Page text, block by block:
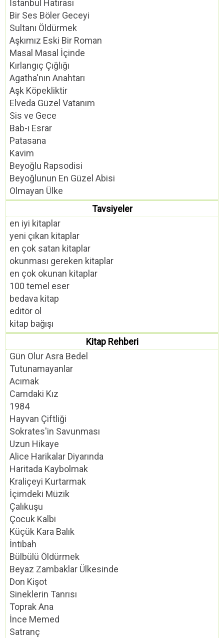
İstanbul Hatırası
Bir Ses Böler Geceyi
Sultanı Öldürmek
Aşkımız Eski Bir Roman
Masal Masal İçinde
Kırlangıç Çığlığı
Agatha'nın Anahtarı
Aşk Köpekliktir
Elveda Güzel Vatanım
Sis ve Gece
Bab-ı Esrar
Patasana
Kavim
Beyoğlu Rapsodisi
Beyoğlunun En Güzel Abisi
Olmayan Ülke
Tavsiyeler
en iyi kitaplar
yeni çıkan kitaplar
en çok satan kitaplar
okunması gereken kitaplar
en çok okunan kitaplar
100 temel eser
bedava kitap
editör ol
kitap bağışı
Kitap Rehberi
Gün Olur Asra Bedel
Tutunamayanlar
Acımak
Camdaki Kız
1984
Hayvan Çiftliği
Sokrates'in Savunması
Uzun Hikaye
Alice Harikalar Diyarında
Haritada Kaybolmak
Kraliçeyi Kurtarmak
İçimdeki Müzik
Çalıkuşu
Çocuk Kalbi
Küçük Kara Balık
İntibah
Bülbülü Öldürmek
Beyaz Zambaklar Ülkesinde
Don Kişot
Sineklerin Tanrısı
Toprak Ana
İnce Memed
Satranç